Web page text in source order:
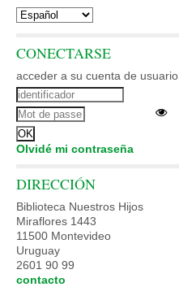
CONECTARSE
acceder a su cuenta de usuario
Olvidé mi contraseña
DIRECCIÓN
Biblioteca Nuestros Hijos
Miraflores 1443
11500 Montevideo
Uruguay
2601 90 99
contacto